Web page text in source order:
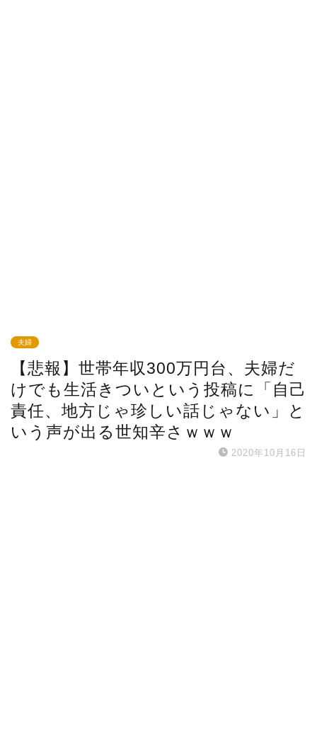
夫婦
【悲報】世帯年収300万円台、夫婦だ
けでも生活きついという投稿に「自己
責任、地方じゃ珍しい話じゃない」と
いう声が出る世知辛さｗｗｗ
2020年10月16日